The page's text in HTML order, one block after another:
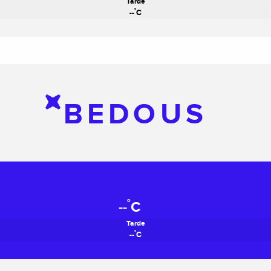
--°C
BEDOUS
--°C
Tarde
--°C